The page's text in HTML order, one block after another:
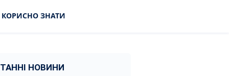
КОРИСНО ЗНАТИ
НОВИНИ